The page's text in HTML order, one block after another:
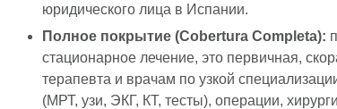
юридического лица в Испании.
Полное покрытие (Cobertura Completa):
стационарное лечение, это первичная,
терапевта и врачам по узкой
(МРТ, узи, ЭКГ, КТ, тесты), операции,